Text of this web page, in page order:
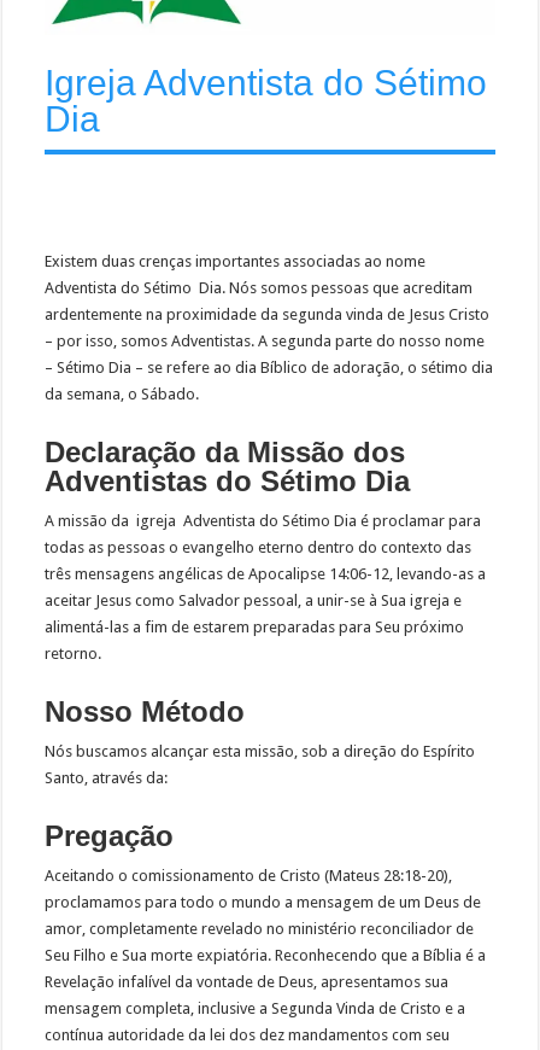
Igreja Adventista do Sétimo
Dia
Existem duas crenças importantes associadas ao nome
Adventista do Sétimo Dia. Nós somos pessoas que acreditam
ardentemente na proximidade da segunda vinda de Jesus Cristo
– por isso, somos Adventistas. A segunda parte do nosso nome
– Sétimo Dia – se refere ao dia Bíblico de adoração, o sétimo dia
da semana, o Sábado.
Declaração da Missão dos
Adventistas do Sétimo Dia
A missão da igreja Adventista do Sétimo Dia é proclamar para
todas as pessoas o evangelho eterno dentro do contexto das
três mensagens angélicas de Apocalipse 14:06-12, levando-as a
aceitar Jesus como Salvador pessoal, a unir-se à Sua igreja e
alimentá-las a fim de estarem preparadas para Seu próximo
retorno.
Nosso Método
Nós buscamos alcançar esta missão, sob a direção do Espírito
Santo, através da:
Pregação
Aceitando o comissionamento de Cristo (Mateus 28:18-20),
proclamamos para todo o mundo a mensagem de um Deus de
amor, completamente revelado no ministério reconciliador de
Seu Filho e Sua morte expiatória. Reconhecendo que a Bíblia é a
Revelação infalível da vontade de Deus, apresentamos sua
mensagem completa, inclusive a Segunda Vinda de Cristo e a
contínua autoridade da lei dos dez mandamentos com seu